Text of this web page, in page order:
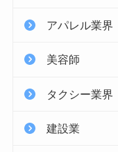
アパレル業界
美容師
タクシー業界
建設業